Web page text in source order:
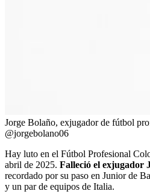
Jorge Bolaño, exjugador de fútbol
@jorgebolano06
Hay luto en el Fútbol Profesional
abril de 2025. Falleció el exjugador
recordado por su paso en Junior de
y un par de equipos de Italia.